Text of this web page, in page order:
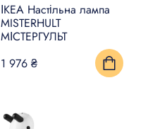
ІКЕА Настільна лампа
MISTERHULT
МІСТЕРГУЛЬТ
1 976 ₴